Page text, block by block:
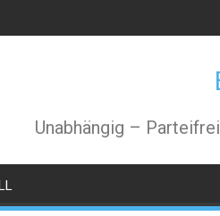
Unabhängig –